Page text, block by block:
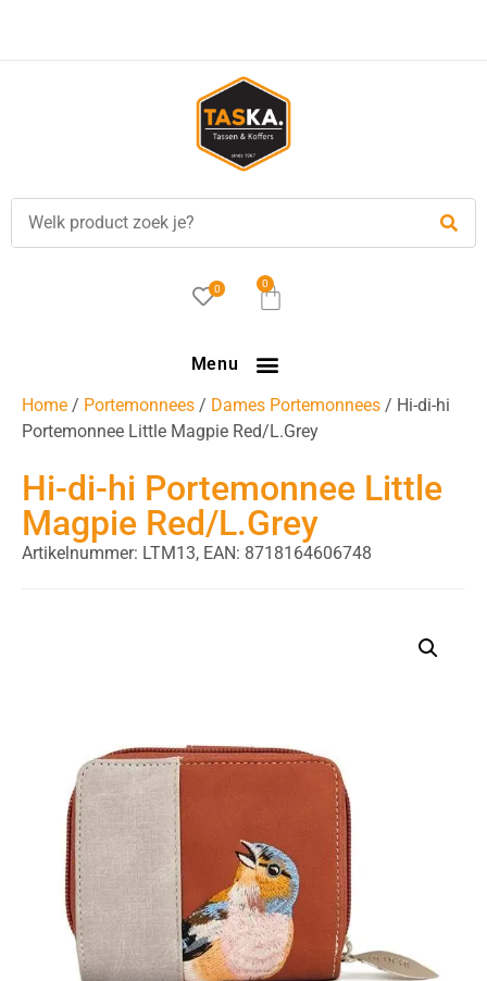
besteld, is vandaag verzonden!
0 0
Menu
Home / Portemonnees / Dames Portemonnees / Hi-di-hi
Portemonnee Little Magpie Red/L.Grey
Hi-di-hi Portemonnee Little
Magpie Red/L.Grey
Artikelnummer: LTM13, EAN: 8718164606748